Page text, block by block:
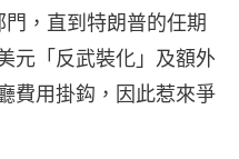
，直到特朗普的任期
元「反武裝化」及額外
費用掛鈎，因此惹來爭